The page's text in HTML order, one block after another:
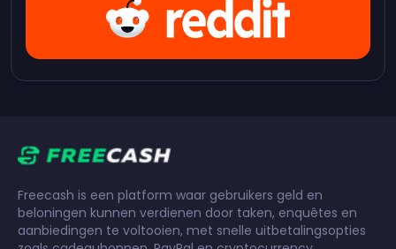
Freecash is een platform waar gebruikers geld en
beloningen kunnen verdienen door taken, enquêtes en
aanbiedingen te voltooien, met snelle uitbetalingsopties